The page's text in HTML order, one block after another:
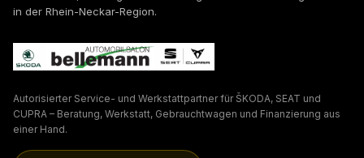
in der Rhein-Neckar-Region.
Autorisierter Service- und Werkstattpartner für ŠKODA, SEAT und
CUPRA – Beratung, Werkstatt, Gebrauchtwagen und Finanzierung aus
einer Hand.